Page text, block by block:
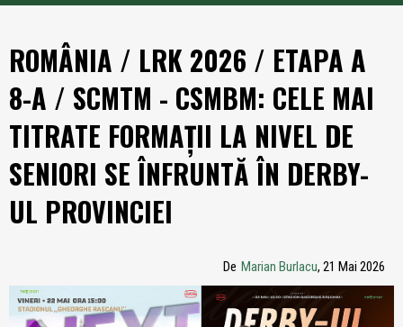
ROMÂNIA / LRK 2026 / ETAPA A
8-A / SCMTM - CSMBM: CELE MAI
TITRATE FORMAȚII LA NIVEL DE
SENIORI SE ÎNFRUNTĂ ÎN DERBY-
UL PROVINCIEI
De Marian Burlacu, 21 Mai 2026